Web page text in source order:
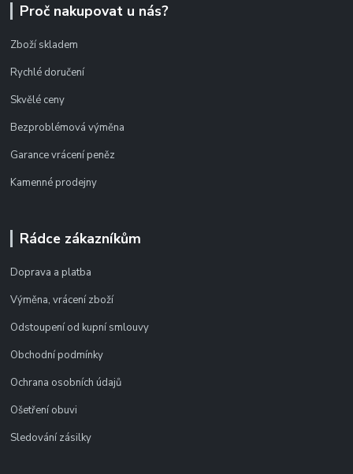
Proč nakupovat u nás?
Zboží skladem
Rychlé doručení
Skvělé ceny
Bezproblémová výměna
Garance vrácení peněz
Kamenné prodejny
Rádce zákazníkům
Doprava a platba
Výměna, vrácení zboží
Odstoupení od kupní smlouvy
Obchodní podmínky
Ochrana osobních údajů
Ošetření obuvi
Sledování zásilky